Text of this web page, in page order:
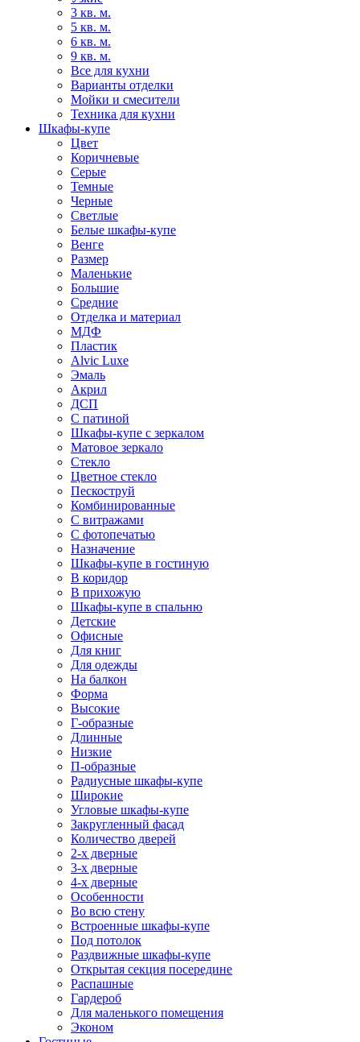
3 кв. м.
5 кв. м.
6 кв. м.
9 кв. м.
Все для кухни
Варианты отделки
Мойки и смесители
Техника для кухни
Шкафы-купе
Цвет
Коричневые
Серые
Темные
Черные
Светлые
Белые шкафы-купе
Венге
Размер
Маленькие
Большие
Средние
Отделка и материал
МДФ
Пластик
Alvic Luxe
Эмаль
Акрил
ДСП
С патиной
Шкафы-купе с зеркалом
Матовое зеркало
Стекло
Цветное стекло
Пескоструй
Комбинированные
С витражами
С фотопечатью
Назначение
Шкафы-купе в гостиную
В коридор
В прихожую
Шкафы-купе в спальню
Детские
Офисные
Для книг
Для одежды
На балкон
Форма
Высокие
Г-образные
Длинные
Низкие
П-образные
Радиусные шкафы-купе
Широкие
Угловые шкафы-купе
Закругленный фасад
Количество дверей
2-х дверные
3-х дверные
4-х дверные
Особенности
Во всю стену
Встроенные шкафы-купе
Под потолок
Раздвижные шкафы-купе
Открытая секция посередине
Распашные
Гардероб
Для маленького помещения
Эконом